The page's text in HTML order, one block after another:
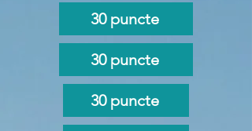
30 puncte
30 puncte
30 puncte